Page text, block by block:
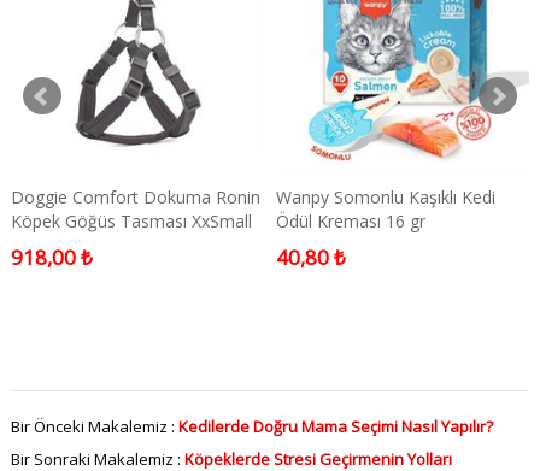
Doggie Comfort Dokuma Ronin
Köpek Göğüs Tasması XxSmall
Siyah 1x30-35 Cm
918,00 ₺
Wanpy Somonlu Kaşıklı Kedi
Ödül Kreması 16 gr
40,80 ₺
Bir Önceki Makalemiz : Kedilerde Doğru Mama Seçimi Nasıl Yapılır?
Bir Sonraki Makalemiz : Köpeklerde Stresi Geçirmenin Yolları